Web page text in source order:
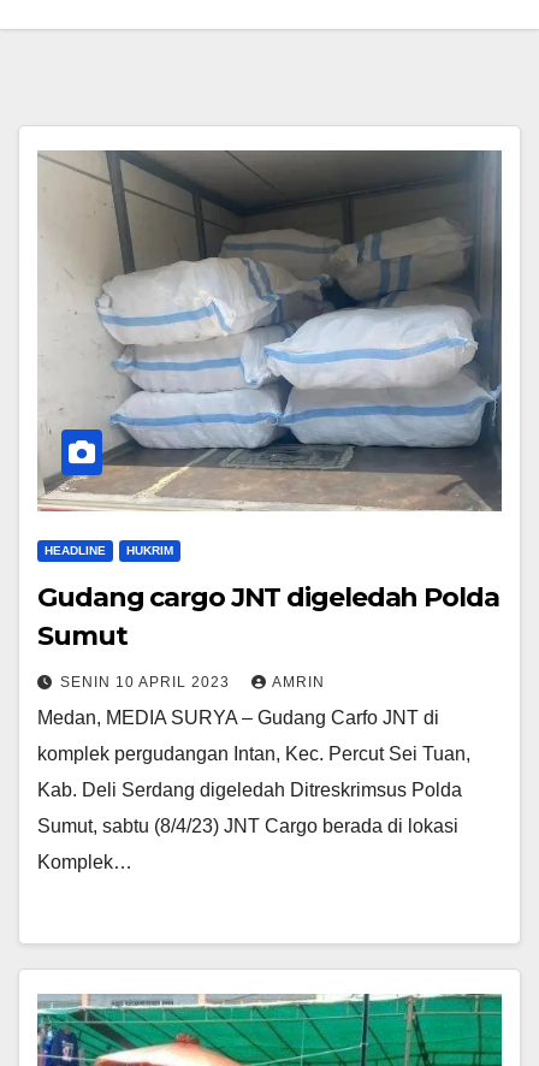
HEADLINE HUKRIM
Gudang cargo JNT digeledah Polda
Sumut
SENIN 10 APRIL 2023 AMRIN
Medan, MEDIA SURYA – Gudang Carfo JNT di
komplek pergudangan Intan, Kec. Percut Sei Tuan,
Kab. Deli Serdang digeledah Ditreskrimsus Polda
Sumut, sabtu (8/4/23) JNT Cargo berada di lokasi
Komplek…